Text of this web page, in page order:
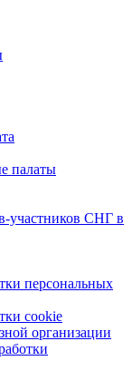
палаты
участников СНГ в
персональных
cookie
организации